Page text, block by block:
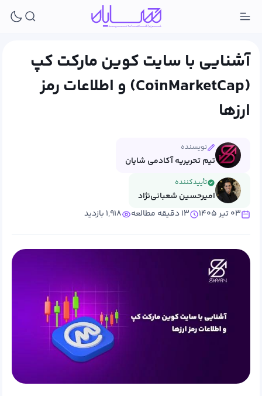
آشنایی با سایت کوین مارکت کپ
(CoinMarketCap) و اطلاعات رمز
ارزها
نویسنده
تیم تحریریه آکادمی شایان
تأییدکننده
امیرحسین شعبانی‌نژاد
۰۳ تیر ۱۴۰۵
۱۳ دقیقه مطالعه ۱,۹۱۸ بازدید